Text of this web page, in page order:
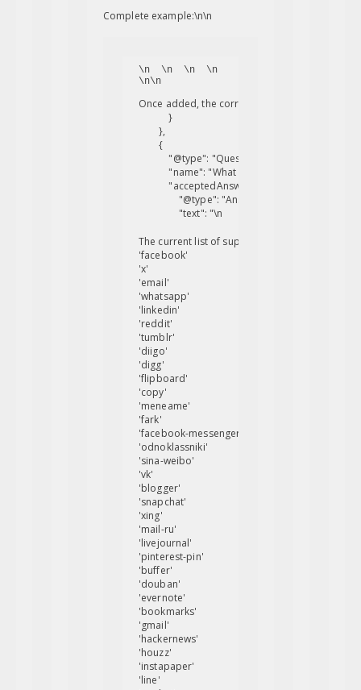
Complete example:\n\n
\n \n \n \n
\n\n
Once added, the corresponding social
            }
        },
        {
            "@type": "Question",
"name": "What social media networks
            "acceptedAnswer": {
                "@type": "Answer",
                "text": "\n
The current list of supported social media
'facebook'
'x'
'email'
'whatsapp'
'linkedin'
'reddit'
'tumblr'
'diigo'
'digg'
'flipboard'
'copy'
'meneame'
'fark'
'facebook-messenger'
'odnoklassniki'
'sina-weibo'
'vk'
'blogger'
'snapchat'
'xing'
'mail-ru'
'livejournal'
'pinterest-pin'
'buffer'
'douban'
'evernote'
'bookmarks'
'gmail'
'hackernews'
'houzz'
'instapaper'
'line'